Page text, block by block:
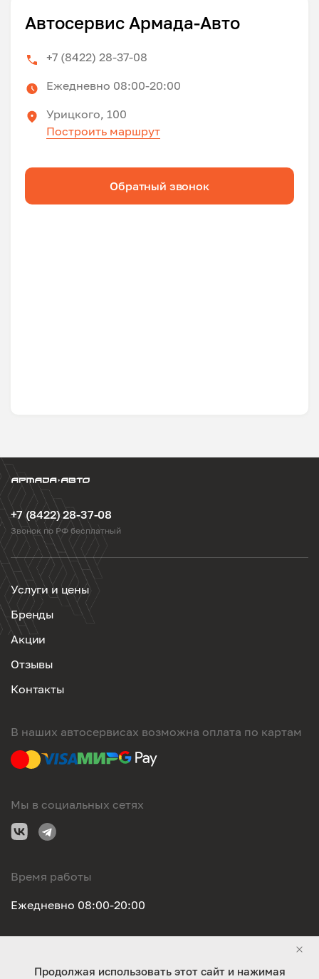
Автосервис Армада-Авто
+7 (8422) 28-37-08
Ежедневно 08:00-20:00
Урицкого, 100
Построить маршрут
Обратный звонок
+7 (8422) 28-37-08
Звонок по РФ бесплатный
Услуги и цены
Бренды
Акции
Отзывы
Контакты
В наших автосервисах возможна оплата по картам
Мы в социальных сетях
Время работы
Ежедневно 08:00-20:00
Продолжая использовать этот сайт и нажимая